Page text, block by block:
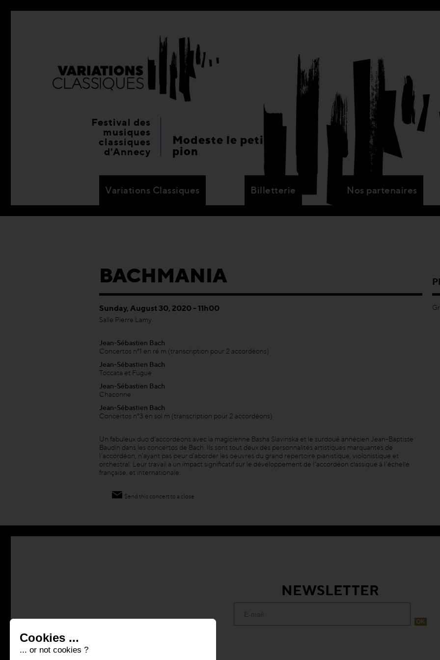
Festival des
musiques
classiques
d'Annecy
Modeste le petit
pion
Variations Classiques Billetterie Nos partenaires
BACHMANIA
Sunday, August 30, 2020 - 11h00
Salle Pierre Lamy
Jean-Sébastien Bach
Concertos n°1 en ré m (transcription pour 2 accordéons)
Jean-Sébastien Bach
Toccata et Fugue
Jean-Sébastien Bach
Chaconne
Jean-Sébastien Bach
Concertos n°3 en sol m (transcription pour 2 accordéons)
Un fabuleux duo d’accordéons avec la magicienne Basha Slavinska et le surdoué annécien Jean-Baptiste
Baudin dans les concertos de Bach. Ils sont tout deux des personnalités artistiques marquantes de
l’accordéon, n’ayant pas peur d’aborder les oeuvres du grand repertoire pianistique, violonistique et
orchestral. Leur travail a un impact significatif sur le développement de l’accordéon classique à l’échelle
française, et internationale.
Send this concert to a close
NEWSLETTER
Cookies ...
... or not cookies ?